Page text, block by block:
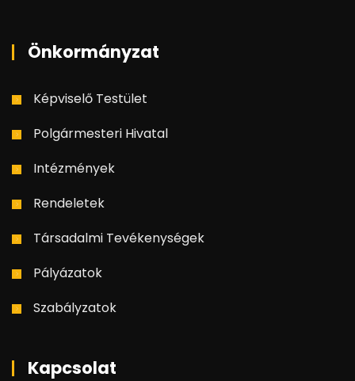
Önkormányzat
Képviselő Testület
Polgármesteri Hivatal
Intézmények
Rendeletek
Társadalmi Tevékenységek
Pályázatok
Szabályzatok
Kapcsolat